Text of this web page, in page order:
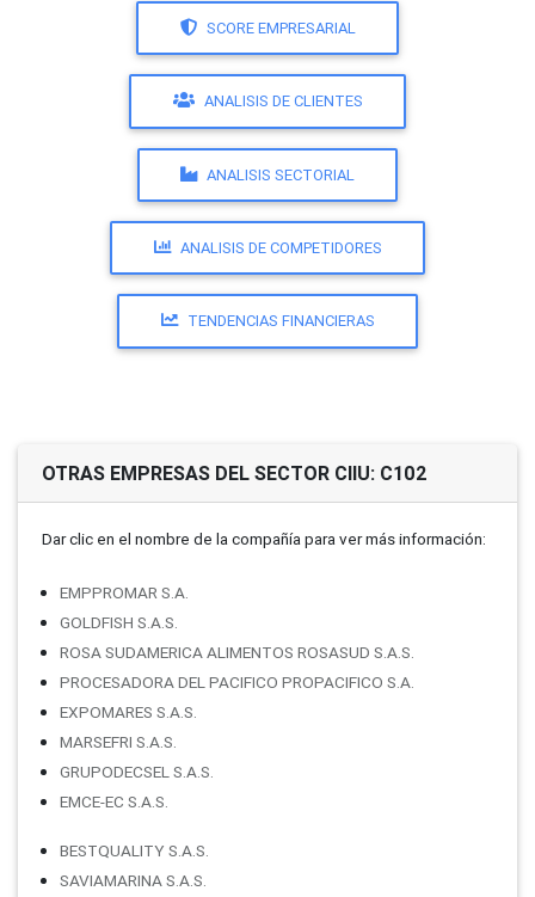
SCORE EMPRESARIAL
ANALISIS DE CLIENTES
ANALISIS SECTORIAL
ANALISIS DE COMPETIDORES
TENDENCIAS FINANCIERAS
OTRAS EMPRESAS DEL SECTOR CIIU: C102
Dar clic en el nombre de la compañí­a para ver más información:
EMPPROMAR S.A.
GOLDFISH S.A.S.
ROSA SUDAMERICA ALIMENTOS ROSASUD S.A.S.
PROCESADORA DEL PACIFICO PROPACIFICO S.A.
EXPOMARES S.A.S.
MARSEFRI S.A.S.
GRUPODECSEL S.A.S.
EMCE-EC S.A.S.
BESTQUALITY S.A.S.
SAVIAMARINA S.A.S.